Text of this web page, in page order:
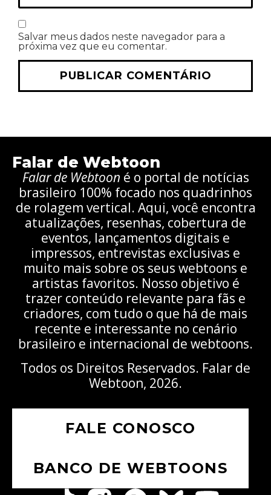
Salvar meus dados neste navegador para a
próxima vez que eu comentar.
Falar de Webtoon
Falar de Webtoon é o portal de notícias
brasileiro 100% focado nos quadrinhos
de rolagem vertical. Aqui, você encontra
atualizações, resenhas, cobertura de
eventos, lançamentos digitais e
impressos, entrevistas exclusivas e
muito mais sobre os seus webtoons e
artistas favoritos. Nosso objetivo é
trazer conteúdo relevante para fãs e
criadores, com tudo o que há de mais
recente e interessante no cenário
brasileiro e internacional de webtoons.
Todos os Direitos Reservados. Falar de
Webtoon, 2026.
FALE CONOSCO
BANCO DE WEBTOONS